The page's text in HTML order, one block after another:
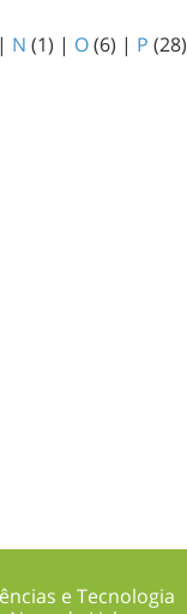
| N (1) | O(6) | P (28)
e Tecnologia